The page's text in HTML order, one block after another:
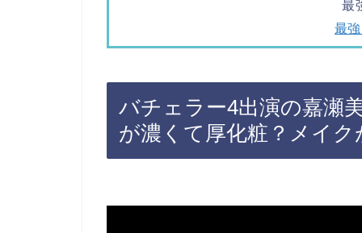
最
最
バチェラー4出演の嘉瀬
が濃くて厚化粧？メイ